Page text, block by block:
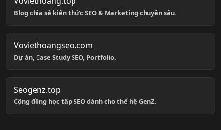
Blog chia sẻ kiến thức SEO & Marketing chuyên sâu.
Voviethoangseo.com
Dự án, Case Study SEO, Portfolio.
Seogenz.top
Cộng đồng học tập SEO dành cho thế hệ GenZ.